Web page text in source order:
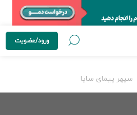
ورود/عضویت
سپهر پيمای سايا